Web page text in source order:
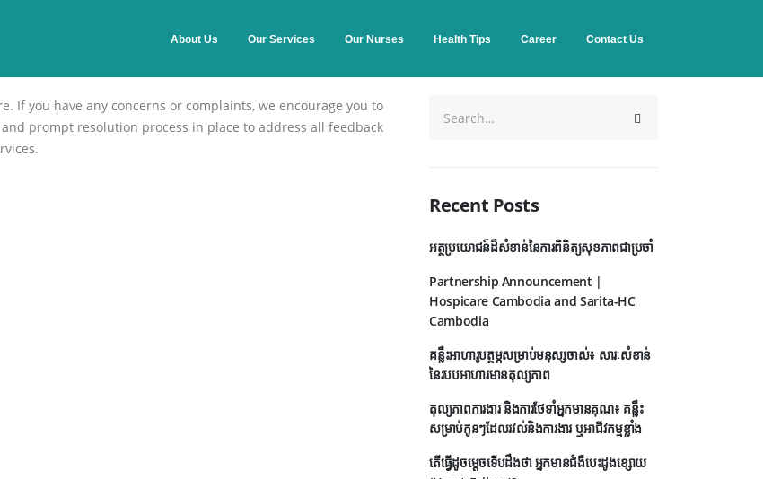
About Us Our Services Our Nurses Health Tips Career Contact Us
If you have any concerns or complaints, we encourage you to
prompt resolution process in place to address all feedback
Recent Posts
អត្ថប្រយោជន៍ដ៏សំខាន់នៃការពិនិត្យសុខភាពជាប្រចាំ
Partnership Announcement |
Hospicare Cambodia and Sarita-HC
Cambodia
គន្លឹះអាហារូបត្ថម្ភសម្រាប់មនុស្សចាស់៖ សារៈសំខាន់
នៃរបបអាហារមានតុល្យភាព
តុល្យភាពការងារ និងការថែទាំអ្នកមានគុណ៖ គន្លឹះ
សម្រាប់កូនៗដែលរវល់និងការងារ ឬអាជីវកម្មខ្លាំង
តើធ្វើដូចម្តេចទើបដឹងថា អ្នកមានជំងឺបេះដូងខ្សោយ